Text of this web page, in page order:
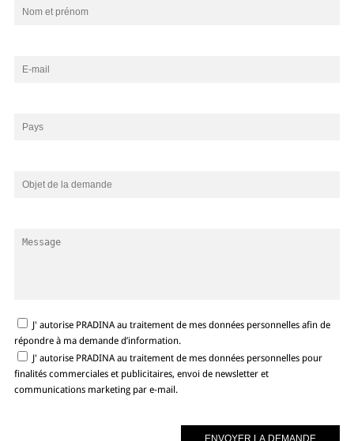
J' autorise PRADINA au traitement de mes données personnelles afin de
répondre à ma demande d’information.
J' autorise PRADINA au traitement de mes données personnelles pour
finalités commerciales et publicitaires, envoi de newsletter et
communications marketing par e-mail.